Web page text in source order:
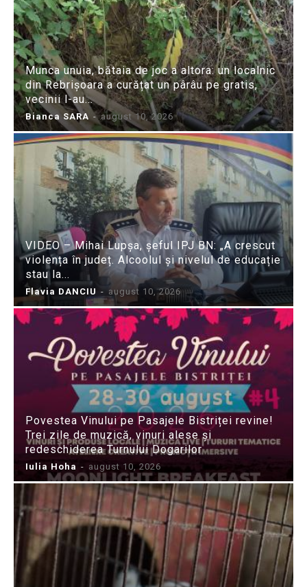
Munca unuia, bătaia de joc a altora: un localnic
din Rebrișoara a curățat un pârâu pe gratis,
vecinii l-au...
Bianca SARA - august 10, 2026
VIDEO – Mihai Lupșa, șeful IPJ BN: „A crescut
violența în județ. Alcoolul și nivelul de educație
stau la...
Flavia DANCIU - august 10, 2026
Povestea Vinului pe Pasajele Bistriței revine!
Trei zile de muzică, vinuri alese și
redeschiderea Turnului Dogarilor
Iulia Hoha - august 10, 2026